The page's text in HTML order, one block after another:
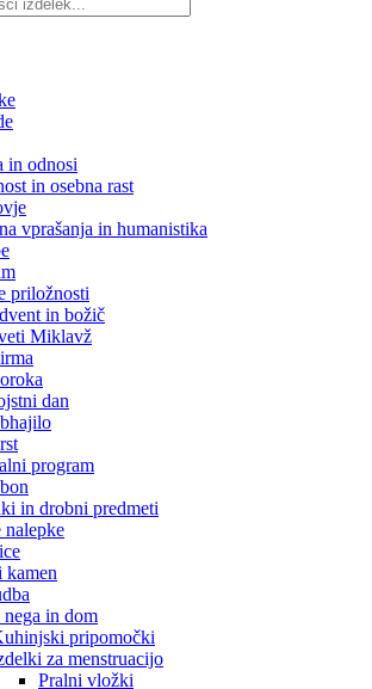
in odnosi
in osebna rast
vprašanja in humanistika
priložnosti
in božič
Miklavž
dan
program
in drobni predmeti
nalepke
kamen
nega in dom
pripomočki
za menstruacijo
Pralni vložki